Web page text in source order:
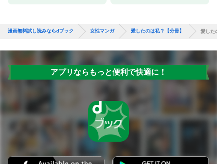
漫画無料試し読みならdブック 女性マンガ 愛したのは私？【分冊】 愛した
アプリならもっと便利で快適に！